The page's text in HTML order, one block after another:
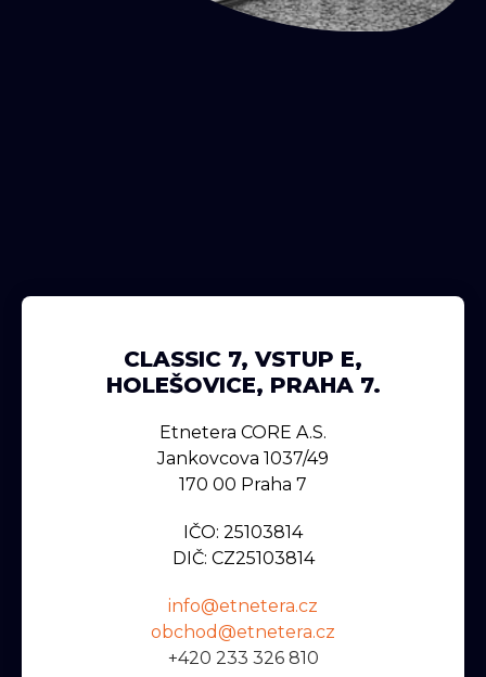
CLASSIC 7, VSTUP E,
HOLEŠOVICE, PRAHA 7.
Etnetera CORE A.s.
Jankovcova 1037/49
170 00 Praha 7
IČO: 25103814
DIČ: CZ25103814
info@etnetera.cz
obchod@etnetera.cz
+420 233 326 810